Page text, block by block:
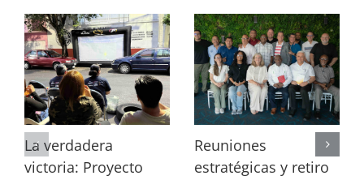
La verdadera
victoria: Proyecto
Reuniones
estratégicas y retiro